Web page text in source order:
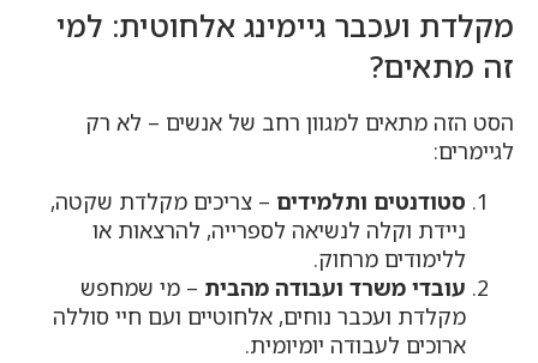
מקלדת ועכבר גיימינג אלחוטית: למי
זה מתאים?
הסט הזה מתאים למגוון רחב של אנשים – לא רק
לגיימרים:
סטודנטים ותלמידים – צריכים מקלדת שקטה,
ניידת וקלה לנשיאה לספרייה, להרצאות או
ללימודים מרחוק.
עובדי משרד ועבודה מהבית – מי שמחפש
מקלדת ועכבר נוחים, אלחוטיים ועם חיי סוללה
ארוכים לעבודה יומיומית.